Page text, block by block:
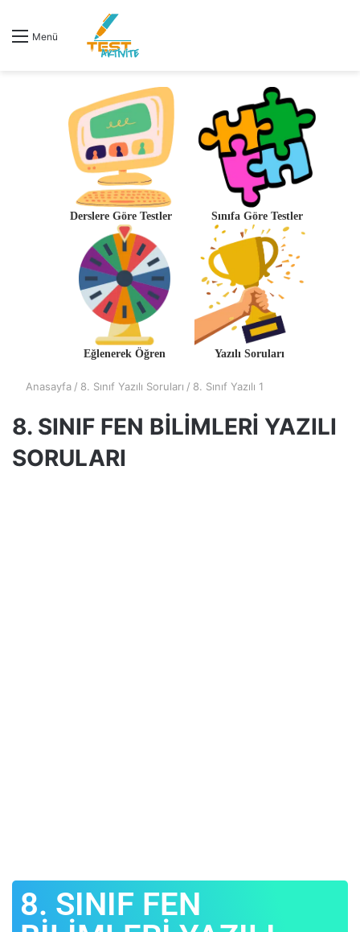
Menü
Derslere Göre Testler Sınıfa Göre Testler
Eğlenerek Öğren Yazılı Soruları
Anasayfa / 8. Sınıf Yazılı Soruları / 8. Sınıf Yazılı 1
8. SINIF FEN BİLİMLERİ YAZILI
SORULARI
8. SINIF FEN